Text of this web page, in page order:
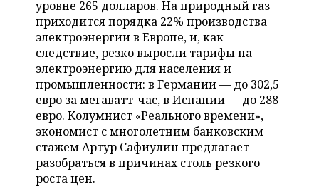
НЕФТЬ
ОПК
ЭНЕРГЕТИКА
ТРАНСПОРТ
УСЛУГИ
МЕДИА
ТЕЛЕКОММУНИКАЦИИ
МЕРОПРИЯТИЯ
НОВОСТИ МЕРОПРИЯТИЙ
ВЫЕЗДНАЯ РЕДАКЦИЯ
БИЗНЕС-БРАНЧИ
ONLINE-КОНФЕРЕНЦИИ
ОТКРЫТАЯ ЛЕКЦИЯ
СПОРТ
НОВОСТИ СПОРТА
ФУТБОЛ
ХОККЕЙ
БАСКЕТБОЛ
ОБЩЕСТВО
НОВОСТИ ОБЩЕСТВА
ВЛАСТЬ
ИНФРАСТРУКТУРА
ФОТОГАЛЕРЕЯ
СЮЖЕТЫ
СПРАВОЧНИК
уровне 265 долларов. На природный газ
приходится порядка 22% производства
электроэнергии в Европе, и, как
следствие, резко выросли тарифы на
электроэнергию для населения и
промышленности: в Германии — до 302,5
евро за мегаватт-час, в Испании — до 288
евро. Колумнист «Реального времени»,
экономист с многолетним банковским
стажем Артур Сафиулин предлагает
разобраться в причинах столь резкого
роста цен.